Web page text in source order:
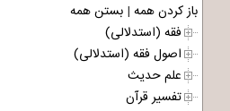
باز کردن همه | بستن همه
فقه (استدلالی)
اصول فقه (استدلالی)
علم حدیث
تفسیر قرآن